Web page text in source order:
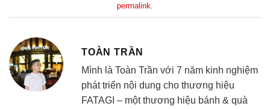
permalink
TOÀN TRẦN
Mình là Toàn Trần với 7 năm kinh nghiệm
phát triển nội dung cho thương hiệu
FATAGI – một thương hiệu bánh & quà